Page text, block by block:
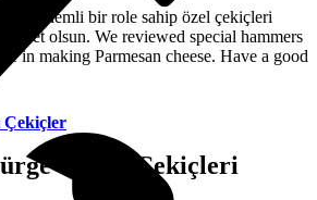
Çekiçler
önemli bir role sahip özel çekiçleri
olsun. We reviewed special hammers
in making Parmesan cheese. Have a good
Yapım Çekiçleri